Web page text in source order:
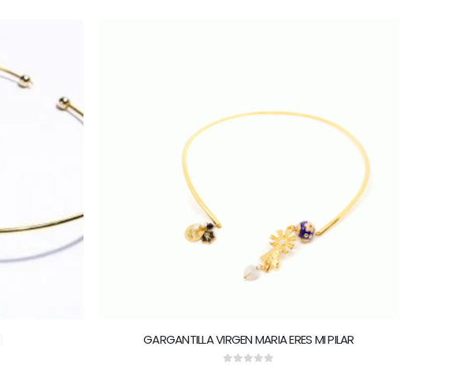
GARGANTILLA VIRGEN MARIA ERES MI PILAR